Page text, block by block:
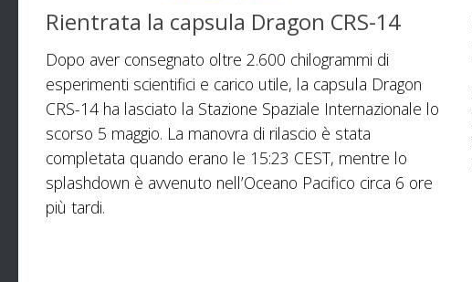
Rientrata la capsula Dragon CRS-14
Dopo aver consegnato oltre 2.600 chilogrammi di
esperimenti scientifici e carico utile, la capsula Dragon
CRS-14 ha lasciato la Stazione Spaziale Internazionale lo
scorso 5 maggio. La manovra di rilascio è stata
completata quando erano le 15:23 CEST, mentre lo
splashdown è avvenuto nell’Oceano Pacifico circa 6 ore
più tardi.